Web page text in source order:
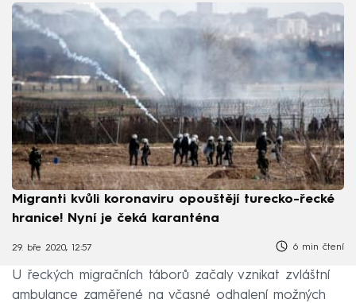
Migranti kvůli koronaviru opouštějí turecko-řecké
hranice! Nyní je čeká karanténa
29. bře 2020, 12:57 6 min čtení
U řeckých migračních táborů začaly vznikat zvláštní
ambulance zaměřené na včasné odhalení možných